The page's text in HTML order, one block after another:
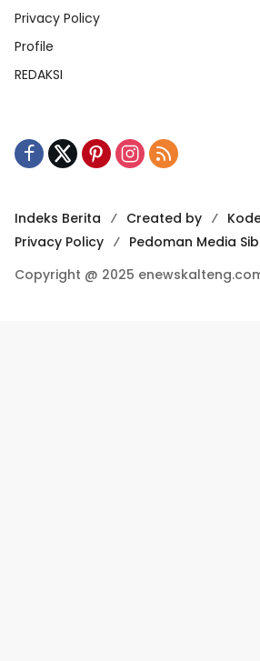
Privacy Policy
Profile
REDAKSI
Indeks Berita Created by
Privacy Policy
Pedoman Media
Copyright @ 2025